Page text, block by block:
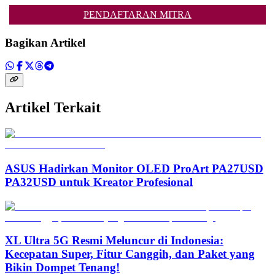
PENDAFTARAN MITRA
Bagikan Artikel
Artikel Terkait
ASUS Hadirkan Monitor OLED ProArt PA27USD
PA32USD untuk Kreator Profesional
XL Ultra 5G Resmi Meluncur di Indonesia:
Kecepatan Super, Fitur Canggih, dan Paket yang
Bikin Dompet Tenang!